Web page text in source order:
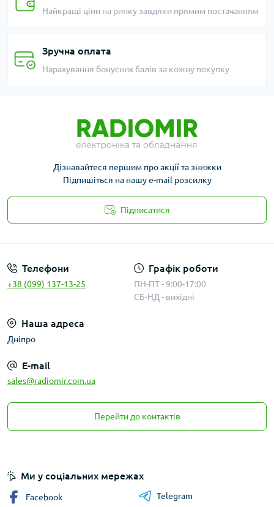
Найкращі ціни на ринку завдяки прямим постачанням
Зручна оплата
Нарахування бонусних балів за кожну покупку
Дізнавайтеся першим про акції та знижки
Підпишіться на нашу e-mail розсилку
Підписатися
Телефони
+38 (099) 137-13-25
Графік роботи
ПН-ПТ - 9:00-17:00
СБ-НД - вихідні
Наша адреса
Дніпро
E-mail
sales@radiomir.com.ua
Перейти до контактів
Ми у соціальних мережах
Facebook
Telegram